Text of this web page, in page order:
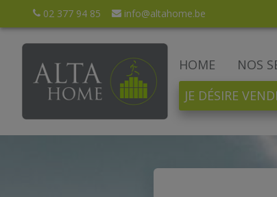
02 377 94 85 info@altahome.be
HOME NOS
JE DÉSIRE